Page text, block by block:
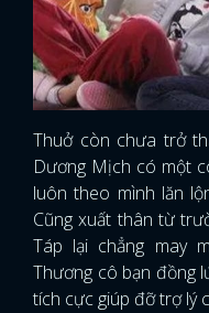
Thuở còn chưa trở
Dương Mịch có một
luôn theo mình lăn
Cũng xuất thân từ
Táp lại chẳng may
Thương cô bạn đồng
tích cực giúp đỡ trợ lý